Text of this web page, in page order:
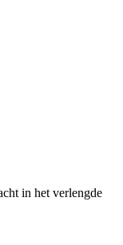
in het verlengde